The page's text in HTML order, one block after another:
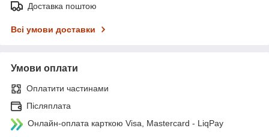
Доставка поштою
Всі умови доставки
Умови оплати
Оплатити частинами
Післяплата
Онлайн-оплата карткою Visa, Mastercard - LiqPay